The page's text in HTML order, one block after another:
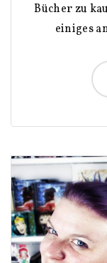
Bücher zu
einiges